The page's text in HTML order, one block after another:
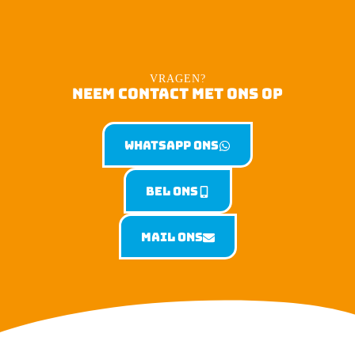
VRAGEN?
NEEM CONTACT MET ONS OP
Whatsapp ons
Bel ons
Mail ons